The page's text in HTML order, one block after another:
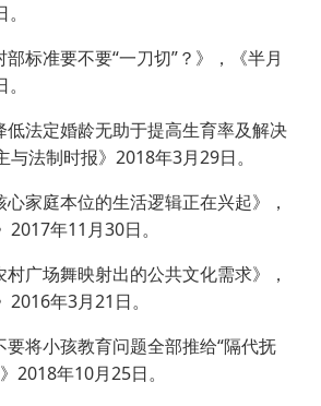
标准要不要“一刀切”？》，《半月
低法定婚龄无助于提高生育率及解决
法制时报》2018年3月29日。
家庭本位的生活逻辑正在兴起》，
2017年11月30日。
广场舞映射出的公共文化需求》，
2016年3月21日。
要将小孩教育问题全部推给“隔代抚
2018年10月25日。